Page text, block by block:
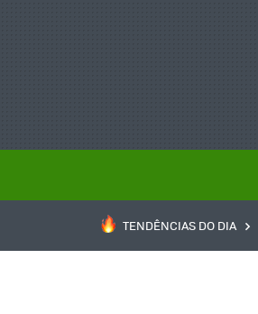
TENDÊNCIAS DO DIA